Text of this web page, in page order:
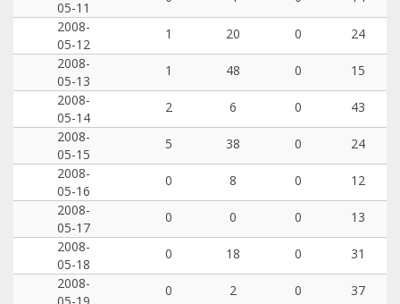
05-11
2008-
05-12
1 20 0
24
2008-
05-13
1 48 0
15
2008-
05-14
2 6 0
43
2008-
05-15
5 38 0
24
2008-
05-16
0 8 0
12
2008-
05-17
0 0 0
13
2008-
05-18
0 18 0
31
2008-
0 2 0
37